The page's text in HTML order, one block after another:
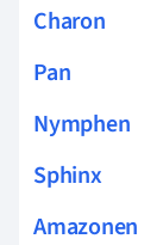
Charon
Pan
Nymphen
Sphinx
Amazonen